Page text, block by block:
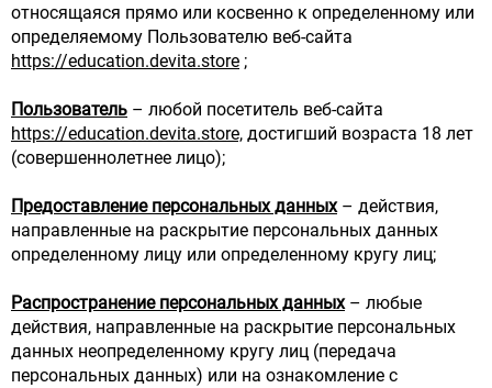
относящаяся прямо или косвенно к определенному или
определяемому Пользователю веб-сайта
https://education.devita.store ;
Пользователь – любой посетитель веб-сайта
https://education.devita.store, достигший возраста 18 лет
(совершеннолетнее лицо);
Предоставление персональных данных – действия,
направленные на раскрытие персональных данных
определенному лицу или определенному кругу лиц;
Распространение персональных данных – любые
действия, направленные на раскрытие персональных
данных неопределенному кругу лиц (передача
персональных данных) или на ознакомление с